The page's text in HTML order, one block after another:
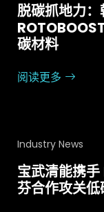
脱碳抓地力
碳材料
阅读更多
Industry News
宝武清能携
芬合作攻关